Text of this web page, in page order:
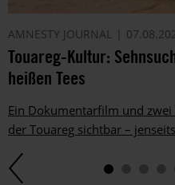
AMNESTY JOURNAL
Touareg-Kultur:
heißen Tees
Ein Dokumentarfilm und zwei
der Touareg sichtbar –